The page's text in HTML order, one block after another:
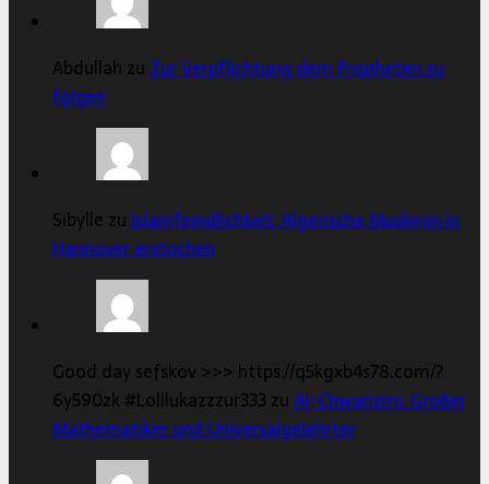
Abdullah zu Zur Verpflichtung dem Propheten zu
folgen
Sibylle zu Islamfeindlichkeit: Algerische Muslimin in
Hannover erstochen
Good day sefskov >>> https://q5kgxb4s78.com/?
6y590zk #Lolllukazzzur333 zuAl-Chwarizmi: Großer
Mathematiker und Universalgelehrter